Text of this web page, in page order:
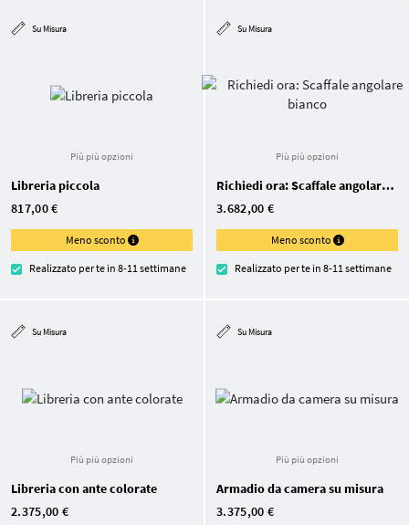
Su Misura
Più più opzioni
Libreria piccola
817,00 €
Meno sconto
Realizzato per te in 8-11 settimane
Su Misura
Più più opzioni
Richiedi ora: Scaffale angolare bianco
3.682,00 €
Meno sconto
Realizzato per te in 8-11 settimane
Su Misura
Più più opzioni
Libreria con ante colorate
2.375,00 €
Su Misura
Più più opzioni
Armadio da camera su misura
3.375,00 €